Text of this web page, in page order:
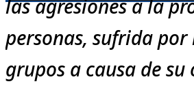
las agresiones a la
personas, sufrida
grupos a causa de su